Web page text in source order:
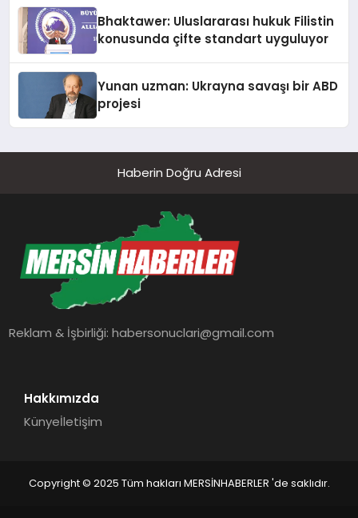
Bhaktawer: Uluslararası hukuk Filistin
konusunda çifte standart uyguluyor
Yunan uzman: Ukrayna savaşı bir ABD
projesi
Haberin Doğru Adresi
Reklam & İşbirliği:habersonuclari@gmail.com
Hakkımızda
Künyeİletişim
Copyright © 2025 Tüm hakları MERSİNHABERLER 'de saklıdır.